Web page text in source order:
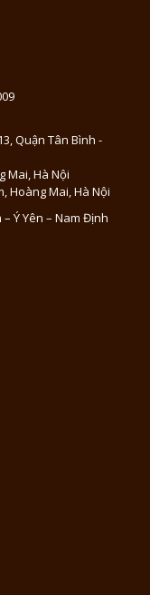
Quận Tân Bình -
Mai, Hà Nội
Hoàng Mai, Hà Nội
– Ý Yên – Nam Định